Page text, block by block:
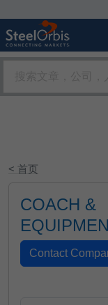
< 首页
COACH &